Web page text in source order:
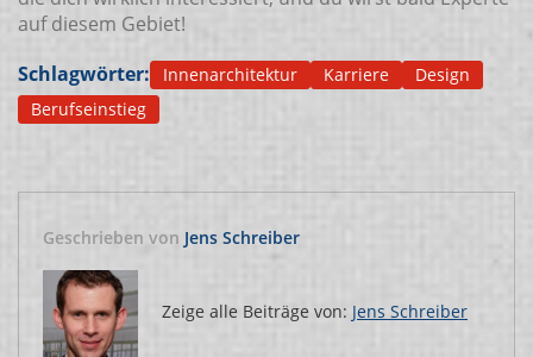
auf diesem Gebiet!
Schlagwörter:
Innenarchitektur Karriere
Design
Berufseinstieg
Geschrieben von Jens Schreiber
Zeige alle Beiträge von: Jens Schreiber